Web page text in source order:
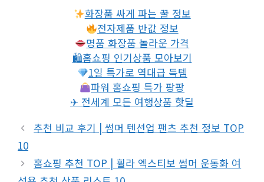
화장품 싸게 파는 꿀 정보
전자제품 반값 정보
명품 화장품 놀라운 가격
🛍홈쇼핑 인기상품 모아보기
1일 특가로 역대급 득템
파워 홈쇼핑 특가 팡팡
✈ 전세계 모든 여행상품 핫딜
추천 비교 후기 | 썸머 텐션업 팬츠 추천 정보 TOP
10
홈쇼핑 추천 TOP | 휠라 엑스티보 썸머 운동화 여